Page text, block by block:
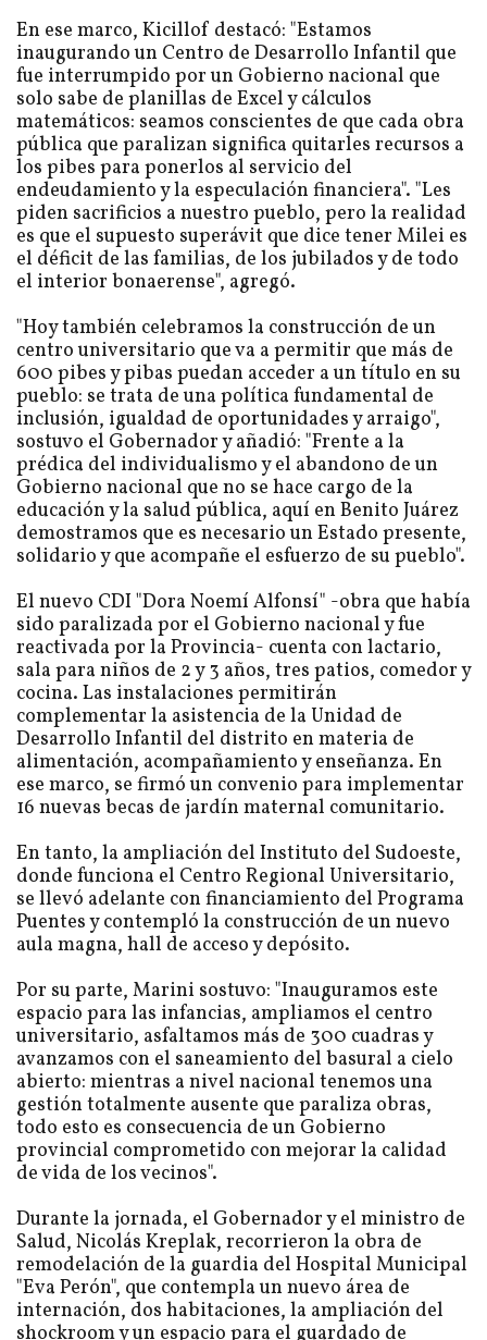
En ese marco, Kicillof destacó: "Estamos
inaugurando un Centro de Desarrollo Infantil que
fue interrumpido por un Gobierno nacional que
solo sabe de planillas de Excel y cálculos
matemáticos: seamos conscientes de que cada obra
pública que paralizan significa quitarles recursos a
los pibes para ponerlos al servicio del
endeudamiento y la especulación financiera". "Les
piden sacrificios a nuestro pueblo, pero la realidad
es que el supuesto superávit que dice tener Milei es
el déficit de las familias, de los jubilados y de todo
el interior bonaerense", agregó.
"Hoy también celebramos la construcción de un
centro universitario que va a permitir que más de
600 pibes y pibas puedan acceder a un título en su
pueblo: se trata de una política fundamental de
inclusión, igualdad de oportunidades y arraigo",
sostuvo el Gobernador y añadió: "Frente a la
prédica del individualismo y el abandono de un
Gobierno nacional que no se hace cargo de la
educación y la salud pública, aquí en Benito Juárez
demostramos que es necesario un Estado presente,
solidario y que acompañe el esfuerzo de su pueblo".
El nuevo CDI "Dora Noemí Alfonsí" -obra que había
sido paralizada por el Gobierno nacional y fue
reactivada por la Provincia- cuenta con lactario,
sala para niños de 2 y 3 años, tres patios, comedor y
cocina. Las instalaciones permitirán
complementar la asistencia de la Unidad de
Desarrollo Infantil del distrito en materia de
alimentación, acompañamiento y enseñanza. En
ese marco, se firmó un convenio para implementar
16 nuevas becas de jardín maternal comunitario.
En tanto, la ampliación del Instituto del Sudoeste,
donde funciona el Centro Regional Universitario,
se llevó adelante con financiamiento del Programa
Puentes y contempló la construcción de un nuevo
aula magna, hall de acceso y depósito.
Por su parte, Marini sostuvo: "Inauguramos este
espacio para las infancias, ampliamos el centro
universitario, asfaltamos más de 300 cuadras y
avanzamos con el saneamiento del basural a cielo
abierto: mientras a nivel nacional tenemos una
gestión totalmente ausente que paraliza obras,
todo esto es consecuencia de un Gobierno
provincial comprometido con mejorar la calidad
de vida de los vecinos".
Durante la jornada, el Gobernador y el ministro de
Salud, Nicolás Kreplak, recorrieron la obra de
remodelación de la guardia del Hospital Municipal
"Eva Perón", que contempla un nuevo área de
internación, dos habitaciones, la ampliación del
shockroom y un espacio para el guardado de